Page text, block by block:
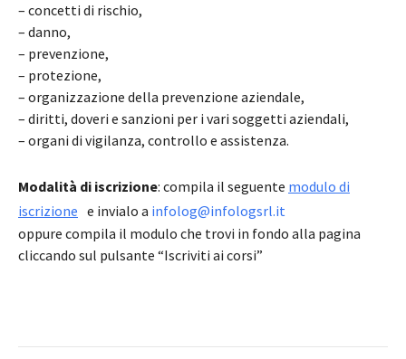
– concetti di rischio,
– danno,
– prevenzione,
– protezione,
– organizzazione della prevenzione aziendale,
– diritti, doveri e sanzioni per i vari soggetti aziendali,
– organi di vigilanza, controllo e assistenza.
Modalità di iscrizione: compila il seguente modulo di
iscrizione e invialo a infolog@infologsrl.it
oppure compila il modulo che trovi in fondo alla pagina
cliccando sul pulsante “Iscriviti ai corsi”